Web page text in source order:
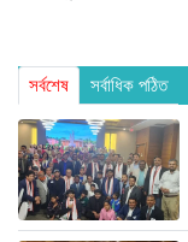
সর্বশেষ সর্বাধিক পঠিত